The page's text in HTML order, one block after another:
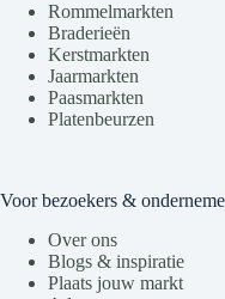
Rommelmarkten
Braderieën
Kerstmarkten
Jaarmarkten
Paasmarkten
Platenbeurzen
Voor bezoekers &
Over ons
Blogs & inspiratie
Plaats jouw markt